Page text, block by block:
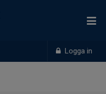
Logga in